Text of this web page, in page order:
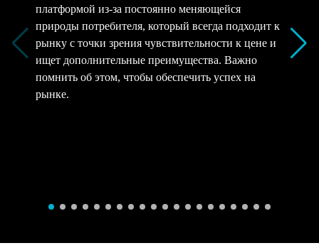
платформой из-за постоянно меняющейся
природы потребителя, который всегда подходит к
рынку с точки зрения чувствительности к цене и
ищет дополнительные преимущества. Важно
помнить об этом, чтобы обеспечить успех на
рынке.